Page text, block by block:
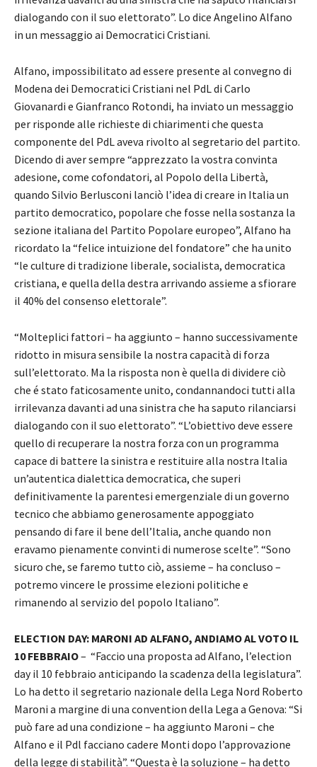
dialogando con il suo elettorato”. Lo dice Angelino Alfano
in un messaggio ai Democratici Cristiani.
Alfano, impossibilitato ad essere presente al convegno di
Modena dei Democratici Cristiani nel PdL di Carlo
Giovanardi e Gianfranco Rotondi, ha inviato un messaggio
per risponde alle richieste di chiarimenti che questa
componente del PdL aveva rivolto al segretario del partito.
Dicendo di aver sempre “apprezzato la vostra convinta
adesione, come cofondatori, al Popolo della Libertà,
quando Silvio Berlusconi lanciò l’idea di creare in Italia un
partito democratico, popolare che fosse nella sostanza la
sezione italiana del Partito Popolare europeo”, Alfano ha
ricordato la “felice intuizione del fondatore” che ha unito
“le culture di tradizione liberale, socialista, democratica
cristiana, e quella della destra arrivando assieme a sfiorare
il 40% del consenso elettorale”.
“Molteplici fattori – ha aggiunto – hanno successivamente
ridotto in misura sensibile la nostra capacità di forza
sull’elettorato. Ma la risposta non è quella di dividere ciò
che é stato faticosamente unito, condannandoci tutti alla
irrilevanza davanti ad una sinistra che ha saputo rilanciarsi
dialogando con il suo elettorato”. “L’obiettivo deve essere
quello di recuperare la nostra forza con un programma
capace di battere la sinistra e restituire alla nostra Italia
un’autentica dialettica democratica, che superi
definitivamente la parentesi emergenziale di un governo
tecnico che abbiamo generosamente appoggiato
pensando di fare il bene dell’Italia, anche quando non
eravamo pienamente convinti di numerose scelte”. “Sono
sicuro che, se faremo tutto ciò, assieme – ha concluso –
potremo vincere le prossime elezioni politiche e
rimanendo al servizio del popolo Italiano”.
ELECTION DAY: MARONI AD ALFANO, ANDIAMO AL VOTO IL
10 FEBBRAIO– “Faccio una proposta ad Alfano, l’election
day il 10 febbraio anticipando la scadenza della legislatura”.
Lo ha detto il segretario nazionale della Lega Nord Roberto
Maroni a margine di una convention della Lega a Genova: “Si
può fare ad una condizione – ha aggiunto Maroni – che
Alfano e il Pdl facciano cadere Monti dopo l’approvazione
della legge di stabilità”. “Questa è la soluzione – ha detto